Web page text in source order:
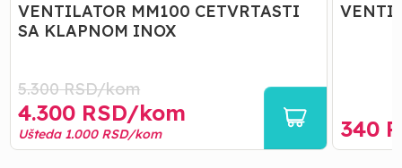
VENTILATOR MM100 CETVRTASTI
SA KLAPNOM INOX
5.300RSD/kom
4.300 RSD/kom
Ušteda 1.000RSD/kom 340